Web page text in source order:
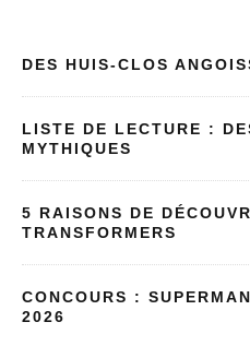
DES HUIS-CLOS
LISTE DE LECTURE :
MYTHIQUES
5 RAISONS DE
TRANSFORMERS
CONCOURS :
2026